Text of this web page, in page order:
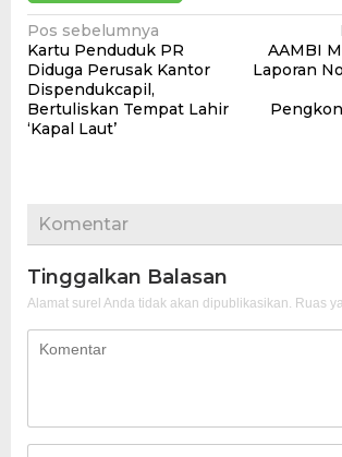
Navigasi
pos
Pos sebelumnya
Kartu Penduduk PR
Diduga Perusak Kantor
Dispendukcapil,
Bertuliskan Tempat Lahir
‘Kapal Laut’
AAMBI
Laporan
Komentar
Tinggalkan Balasan
Alamat surel Anda tidak akan dipublikasikan. Ruas